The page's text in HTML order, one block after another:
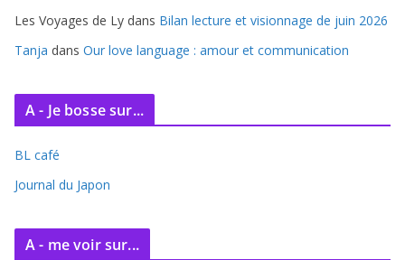
Les Voyages de Ly dans Bilan lecture et visionnage de juin 2026
Tanja dans Our love language : amour et communication
A - Je bosse sur...
BL café
Journal du Japon
A - me voir sur...